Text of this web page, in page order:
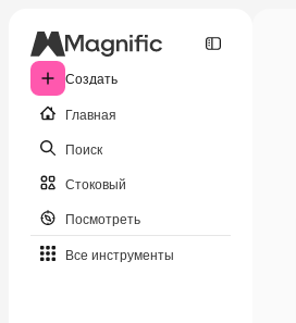
Создать
Главная
Поиск
Стоковый
Посмотреть
Все инструменты